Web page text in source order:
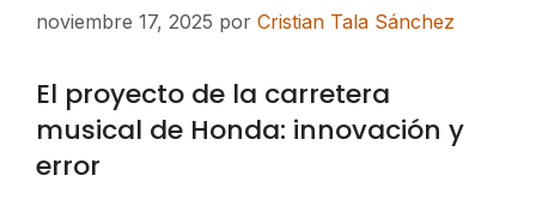
noviembre 17, 2025 por Cristian Tala Sánchez
El proyecto de la carretera
musical de Honda: innovación y
error